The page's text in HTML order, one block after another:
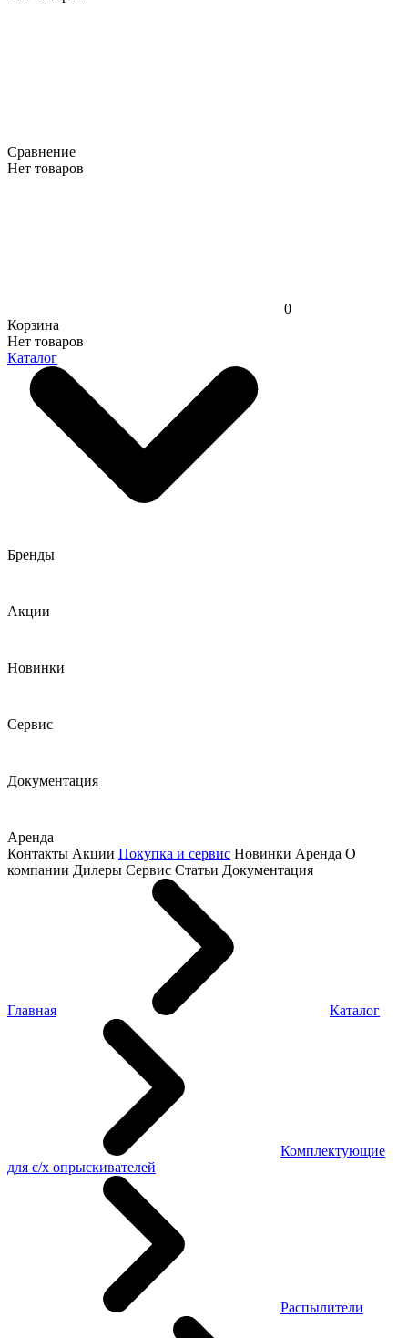
Сравнение
Нет товаров
0
Корзина
Нет товаров
Каталог
Бренды
Акции
Новинки
Сервис
Документация
Аренда
Контакты Акции Покупка и сервис Новинки Аренда О
компании Дилеры Сервис Статьи Документация
Главная Каталог
Комплектующие
для с/х опрыскивателей
Распылители